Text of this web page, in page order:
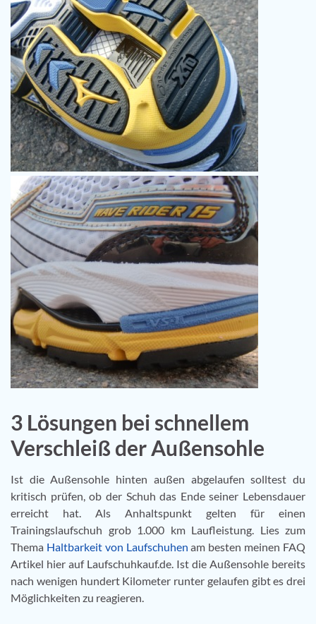
3 Lösungen bei schnellem
Verschleiß der Außensohle
Ist die Außensohle hinten außen abgelaufen solltest du
kritisch prüfen, ob der Schuh das Ende seiner Lebensdauer
erreicht hat. Als Anhaltspunkt gelten für einen
Trainingslaufschuh grob 1.000 km Laufleistung. Lies zum
Thema Haltbarkeit von Laufschuhen am besten meinen FAQ
Artikel hier auf Laufschuhkauf.de. Ist die Außensohle bereits
nach wenigen hundert Kilometer runter gelaufen gibt es drei
Möglichkeiten zu reagieren.